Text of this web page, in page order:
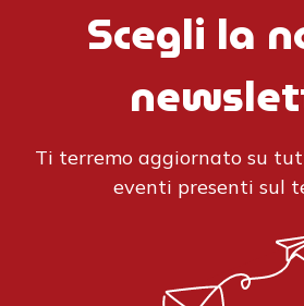
Scegli la
Ti terremo aggiornato su
eventi presenti sul